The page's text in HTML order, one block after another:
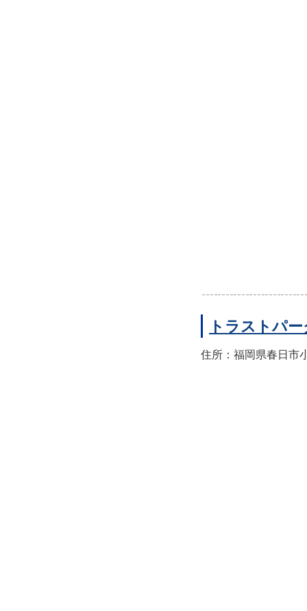
トラストパ
住所：福岡県春日市